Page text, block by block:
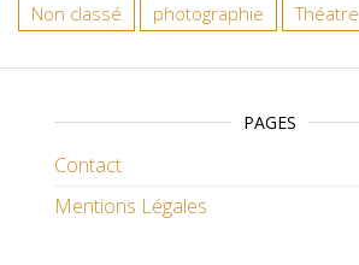
Non classé
photographie Théatre
PAGES
Contact
Mentions Légales